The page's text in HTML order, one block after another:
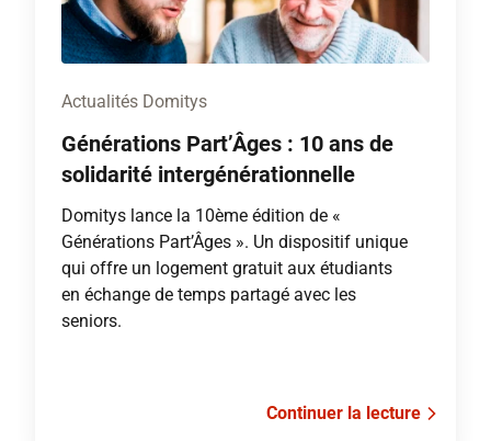
Actualités Domitys
Générations Part’Âges : 10 ans de
solidarité intergénérationnelle
Domitys lance la 10ème édition de «
Générations Part’Âges ». Un dispositif unique
qui offre un logement gratuit aux étudiants
en échange de temps partagé avec les
seniors.
Continuer la lecture